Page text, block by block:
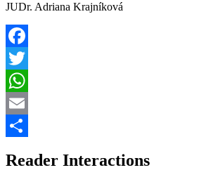
JUDr. Adriana Krajníková
Facebook
Twitter
WhatsApp
Email
Reader Interactions